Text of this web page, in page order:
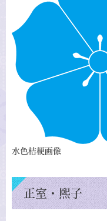
水色桔梗画像
正室・熙子